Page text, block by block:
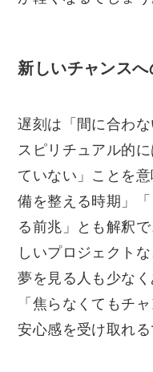
新しいチャンスへ
遅刻は「間に合わな
スピリチュアル的
ていない」ことを
備を整える時期」
る前兆」とも解釈
しいプロジェクト
夢を見る人も少な
「焦らなくてもチ
安心感を受け取れる